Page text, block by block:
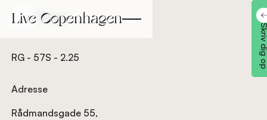
Tilbage
RG - 57S - 2.25
Adresse
Rådmandsgade 55,